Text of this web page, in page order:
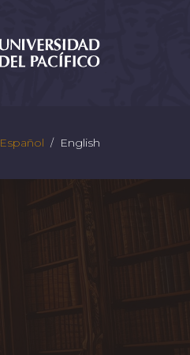
Español English